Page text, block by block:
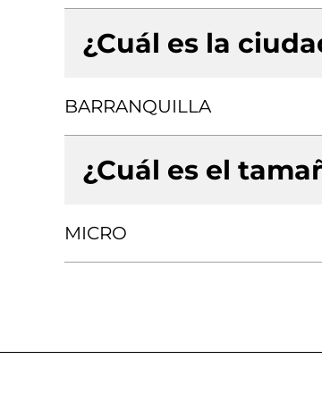
¿Cuál es la
BARRANQUILLA
¿Cuál es el
MICRO